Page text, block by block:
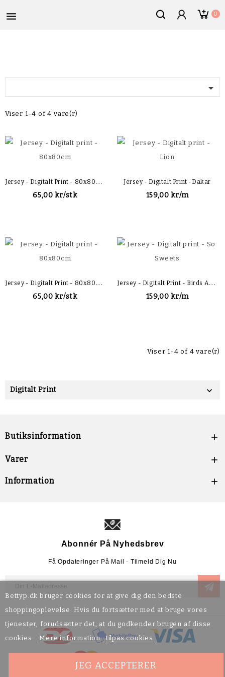
 0
Bettyp.dk bruger cookies for at give dig den bedste
shoppingoplevelse. Hvis du fortsætter med at bruge vores
tjenester, forudsætter det, at du godkender brugen af disse
cookies.
Mere information tilpas cookies
JEG ACCEPTERER

Viser 1-4 of 4 vare(r)
J
Ersey - Digitalt Print - 80x80cm
65,00 kr/stk
Jersey - Digitalt Print -Dakar
159,00 kr/m
J
Ersey - Digitalt Print - 80x80cm
65,00 kr/stk
J
Ersey - Digitalt Print - Birds And Flowers
159,00 kr/m
Viser 1-4 of 4 vare(r)
Digitalt Print 
Butiksinformation 
Varer 
Information 
Abonnér På Nyhedsbrev
Få Opdateringer På Mail - Tilmeld Dig Nu